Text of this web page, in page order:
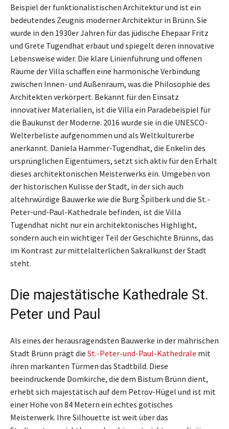
Beispiel der funktionalistischen Architektur und ist ein
bedeutendes Zeugnis moderner Architektur in Brünn. Sie
wurde in den 1930er Jahren für das jüdische Ehepaar Fritz
und Grete Tugendhat erbaut und spiegelt deren innovative
Lebensweise wider. Die klare Linienführung und offenen
Räume der Villa schaffen eine harmonische Verbindung
zwischen Innen- und Außenraum, was die Philosophie des
Architekten verkörpert. Bekannt für den Einsatz
innovativer Materialien, ist die Villa ein Paradebeispiel für
die Baukunst der Moderne. 2016 wurde sie in die UNESCO-
Welterbeliste aufgenommen und als Weltkulturerbe
anerkannt. Daniela Hammer-Tugendhat, die Enkelin des
ursprünglichen Eigentümers, setzt sich aktiv für den Erhalt
dieses architektonischen Meisterwerks ein. Umgeben von
der historischen Kulisse der Stadt, in der sich auch
altehrwürdige Bauwerke wie die Burg Špilberk und die St.-
Peter-und-Paul-Kathedrale befinden, ist die Villa
Tugendhat nicht nur ein architektonisches Highlight,
sondern auch ein wichtiger Teil der Geschichte Brünns, das
im Kontrast zur mittelalterlichen Sakralkunst der Stadt
steht.
Die majestätische Kathedrale St.
Peter und Paul
Als eines der herausragendsten Bauwerke in der mährischen
Stadt Brünn prägt die St.-Peter-und-Paul-Kathedrale mit
ihren markanten Türmen das Stadtbild. Diese
beeindruckende Domkirche, die dem Bistum Brünn dient,
erhebt sich majestätisch auf dem Petrov-Hügel und ist mit
einer Höhe von 84 Metern ein echtes gotisches
Meisterwerk. Ihre Silhouette ist weit über das